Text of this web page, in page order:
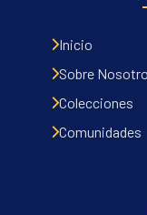
Inicio
Sobre
Colecciones
Comunidades